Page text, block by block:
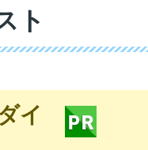
ト
イ